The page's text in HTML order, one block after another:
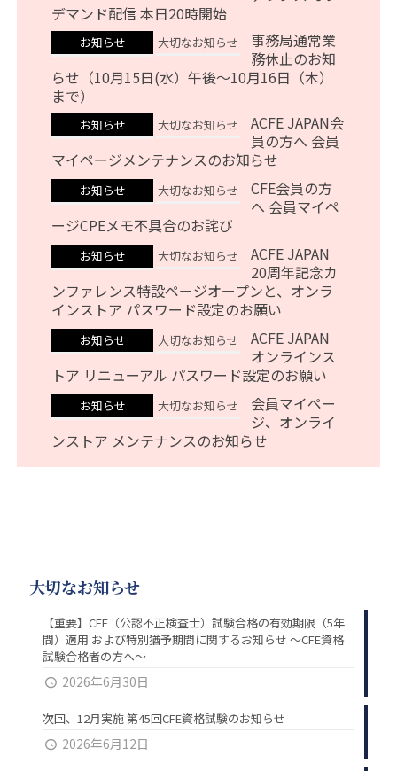
デマンド配信 本日20時開始
お知らせ 大切なお知らせ
事務局通常業
務休止のお知
らせ（10月15日(水）午後～10月16日（木）
まで）
お知らせ 大切なお知らせ
ACFE JAPAN会
員の方へ 会員
マイページメンテナンスのお知らせ
お知らせ 大切なお知らせ
CFE会員の方
へ 会員マイペ
ージCPEメモ不具合のお詫び
お知らせ 大切なお知らせ
ACFE JAPAN
20周年記念カ
ンファレンス特設ページオープンと、オンラ
インストア パスワード設定のお願い
お知らせ 大切なお知らせ
ACFE JAPAN
オンラインス
トア リニューアル パスワード設定のお願い
お知らせ 大切なお知らせ
会員マイペー
ジ、オンライ
ンストア メンテナンスのお知らせ
大切なお知らせ
【重要】CFE（公認不正検査士）試験合格の有効期限（5年
間）適用 および特別猶予期間に関するお知らせ ～CFE資格
試験合格者の方へ～
2026年6月30日
次回、12月実施 第45回CFE資格試験のお知らせ
2026年6月12日